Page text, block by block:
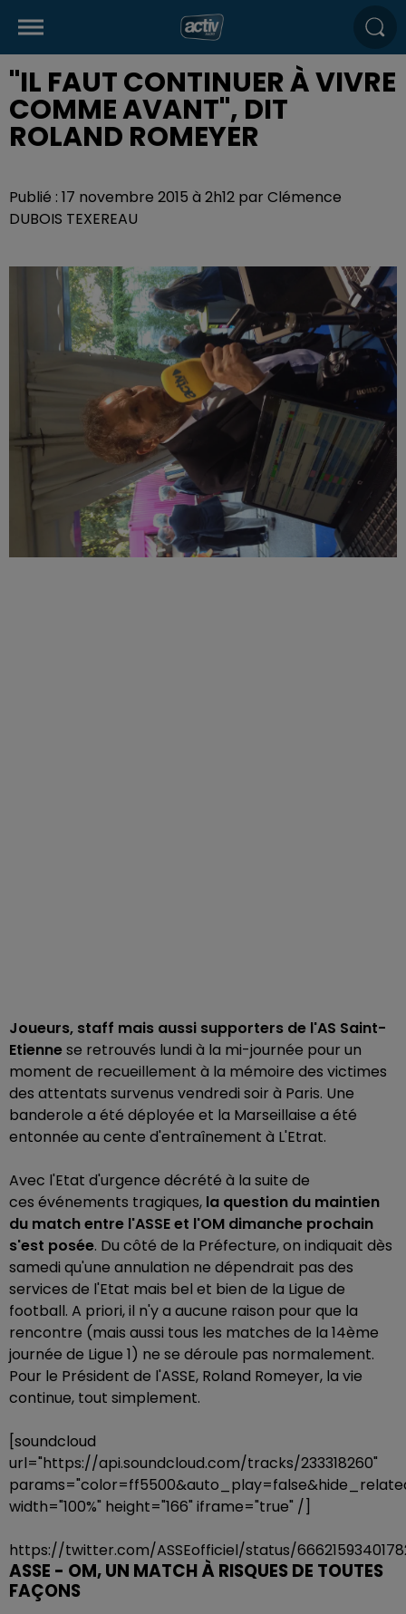
"IL FAUT CONTINUER À VIVRE
COMME AVANT", DIT
ROLAND ROMEYER
Publié : 17 novembre 2015 à 2h12 par Clémence
DUBOIS TEXEREAU
Joueurs, staff mais aussi supporters de l'AS Saint-
Etiennese retrouvés lundi à la mi-journée pour un
moment de recueillement à la mémoire des victimes
des attentats survenus vendredi soir à Paris. Une
banderole a été déployée et la Marseillaise a été
entonnée au cente d'entraînement à L'Etrat.
Avec l'Etat d'urgence décrété à la suite de
ces événements tragiques, la question du maintien
du match entre l'ASSE et l'OM dimanche prochain
s'est posée. Du côté de la Préfecture, on indiquait dès
samedi qu'une annulation ne dépendrait pas des
services de l'Etat mais bel et bien de la Ligue de
football. A priori, il n'y a aucune raison pour que la
rencontre (mais aussi tous les matches de la 14ème
journée de Ligue 1) ne se déroule pas normalement.
Pour le Président de l'ASSE, Roland Romeyer, la vie
continue, tout simplement.
[soundcloud
url="https://api.soundcloud.com/tracks/233318260"
width="100%" height="166" iframe="true" /]
https://twitter.com/ASSEofficiel/status/
ASSE - OM, UN MATCH À RISQUES DE TOUTES
FAÇONS